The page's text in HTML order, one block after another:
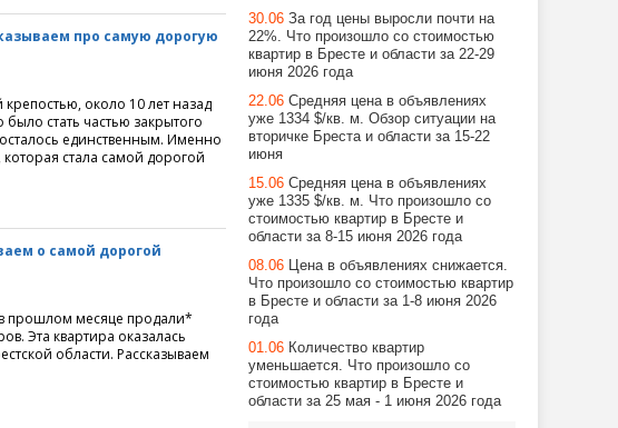
про самую дорогую
около 10 лет назад
стать частью закрытого
единственным. Именно
стала самой дорогой
о самой дорогой
прошлом месяце продали*
Эта квартира оказалась
области. Рассказываем
30.06 За год цены выросли почти на
22%. Что произошло со стоимостью
квартир в Бресте и области за 22-29
июня 2026 года
22.06 Средняя цена в объявлениях
уже 1334 $/кв. м. Обзор ситуации на
вторичке Бреста и области за 15-22
июня
15.06 Средняя цена в объявлениях
уже 1335 $/кв. м. Что произошло со
стоимостью квартир в Бресте и
области за 8-15 июня 2026 года
08.06 Цена в объявлениях снижается.
Что произошло со стоимостью квартир
в Бресте и области за 1-8 июня 2026
года
01.06 Количество квартир
уменьшается. Что произошло со
стоимостью квартир в Бресте и
области за 25 мая - 1 июня 2026 года